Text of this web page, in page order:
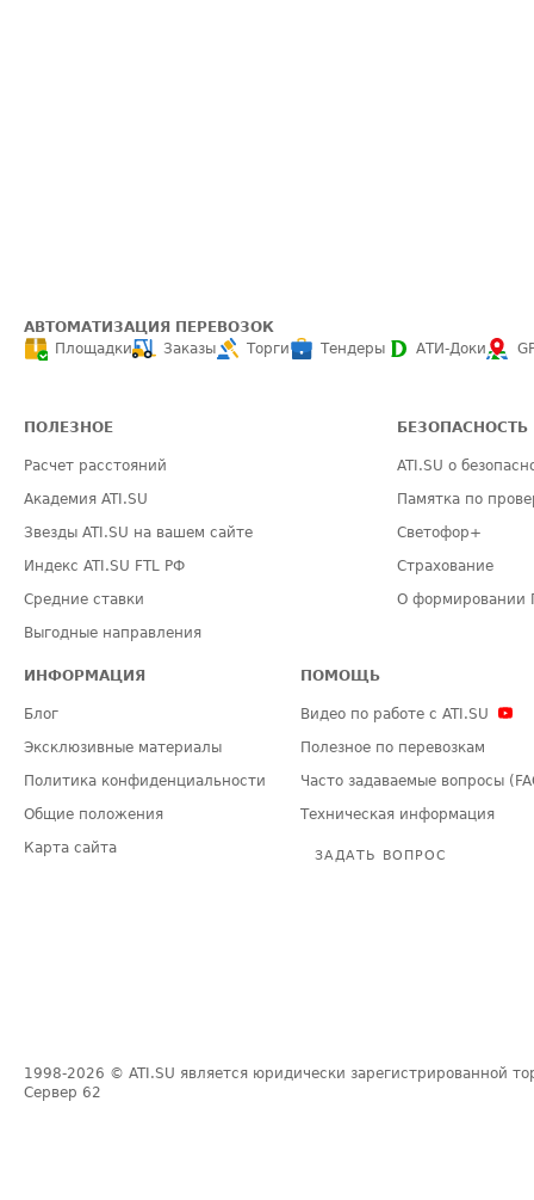
АВТОМАТИЗАЦИЯ ПЕРЕВОЗОК
Площадки
Заказы Торги Тендеры АТИ-Доки
ПОЛЕЗНОЕ
Расчет расстояний
Академия ATI.SU
Звезды ATI.SU на вашем сайте
Индекс ATI.SU FTL РФ
Средние ставки
Выгодные направления
БЕЗОПАСНОСТЬ
ATI.SU о
Памятка по
Светофор+
Страхование
О формировании
ИНФОРМАЦИЯ
Блог
Эксклюзивные материалы
Политика конфиденциальности
Общие положения
Карта сайта
ПОМОЩЬ
Видео по работе с ATI.SU
Полезное по перевозкам
Часто задаваемые вопросы
Техническая информация
ЗАДАТЬ ВОПРОС
1998-2026 © ATI.SU является юридически зарегистрированной
Сервер 62